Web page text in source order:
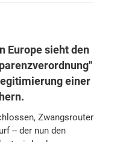
Europe sieht den
einer
Zwangsrouter
-- der nun den